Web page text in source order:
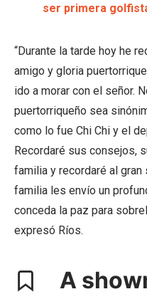
ser primera
“Durante la tarde hoy he
amigo y gloria
ido a morar con el señor.
puertorriqueño sea
como lo fue Chi Chi y el
Recordaré sus consejos,
familia y recordaré al gran
familia les envío un
conceda la paz para
expresó Ríos.
A